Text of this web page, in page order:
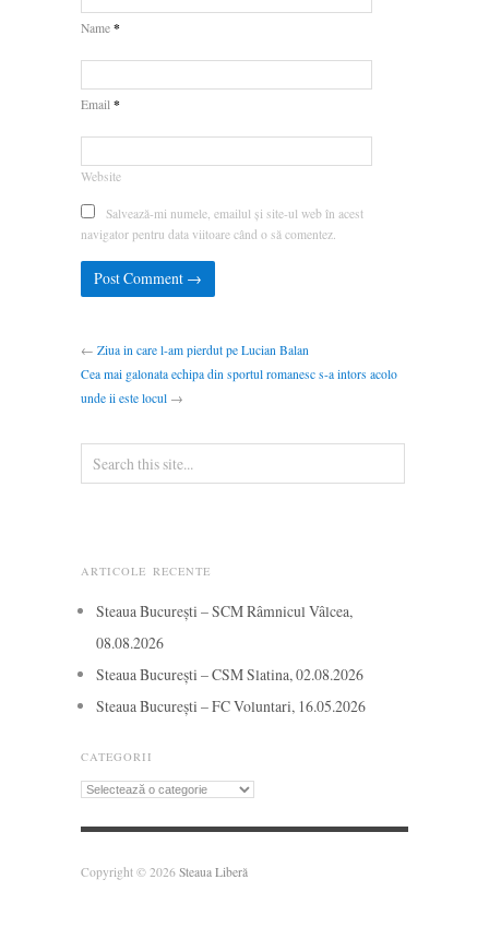
Name *
Email *
Website
Salvează-mi numele, emailul și site-ul web în acest
navigator pentru data viitoare când o să comentez.
← Ziua in care l-am pierdut pe Lucian Balan
Cea mai galonata echipa din sportul romanesc s-a intors acolo
unde ii este locul →
ARTICOLE RECENTE
Steaua București – SCM Râmnicul Vâlcea,
08.08.2026
Steaua București – CSM Slatina, 02.08.2026
Steaua București – FC Voluntari, 16.05.2026
CATEGORII
Categorii
Copyright © 2026 Steaua Liberă